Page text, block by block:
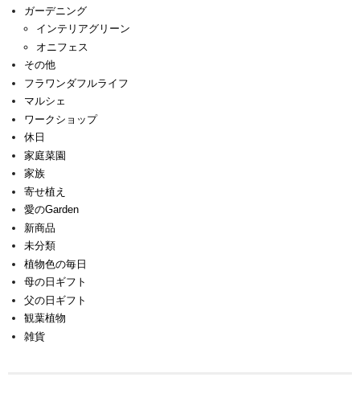
ガーデニング
インテリアグリーン
オニフェス
その他
フラワンダフルライフ
マルシェ
ワークショップ
休日
家庭菜園
家族
寄せ植え
愛のGarden
新商品
未分類
植物色の毎日
母の日ギフト
父の日ギフト
観葉植物
雑貨